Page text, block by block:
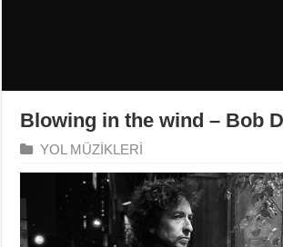
Blowing in the wind – Bob
YOL MÜZİKLERİ